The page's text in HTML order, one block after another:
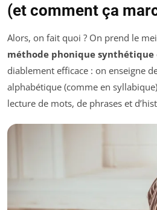
(et comment ça
Alors, on fait quoi ? On prend le
méthode phonique synthétique
diablement efficace : on enseigne
alphabétique (comme en
lecture de mots, de phrases et